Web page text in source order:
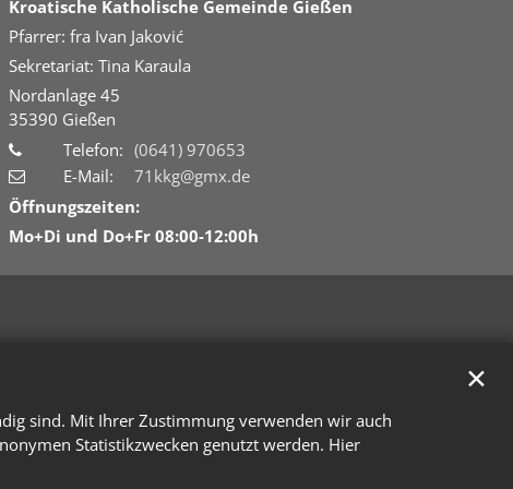
sind. Mit Ihrer Zustimmung verwenden wir auch
Statistikzwecken genutzt werden. Hier
✕
Kroatische Katholische Gemeinde Gießen
Pfarrer: fra Ivan Jaković
Sekretariat: Tina Karaula
Nordanlage 45
35390 Gießen
Telefon: (0641) 970653
E-Mail:
71kkg@gmx.de
Öffnungszeiten:
Mo+Di und Do+Fr 08:00-12:00h